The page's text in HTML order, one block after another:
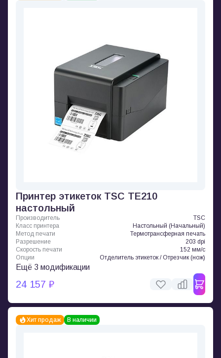
Принтер этикеток TSC TE210
настольный
Производитель
TSC
Класс принтера
Настольный (Начальный)
Метод печати
Термотрансферная печать
Разрешение
203 dpi
Скорость печати
152 мм/с
Опции
Отделитель этикеток / Отрезчик (нож)
Ещё 3 модификации
24 157 ₽
Хит продаж В наличии